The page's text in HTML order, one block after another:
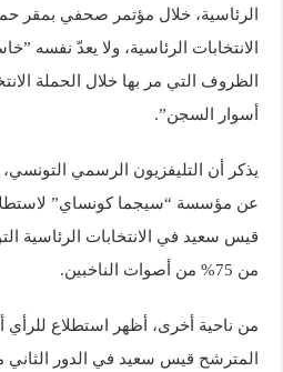
الرئاسية، خلال مؤتمر صحفي بمقر
الانتخابات الرئاسية، ولا يعدّ نفسه
الظروف التي مر بها خلال الحملة
أسوار السجن”.
يذكر أن التليفزيون الرسمي
عن مؤسسة “سيجما كونساي”
قيس سعيد في الانتخابات الرئاسية
من 75% من أصوات الناخبين.
من ناحية أخرى، أظهر استطلاع
المترشح قيس سعيد في الدور الثاني